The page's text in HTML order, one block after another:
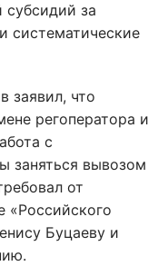
за
систематические
заявил, что
регоператора и
с
заняться вывозом
от
«Российского
Буцаеву и